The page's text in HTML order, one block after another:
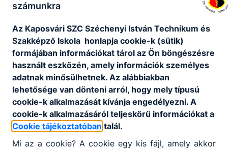
Széchenyi 2020 projektek
További projektjeink
Nincs találat
számunkra
Az Kaposvári SZC Széchenyi István Technikum és
Szakképző Iskola honlapja cookie-k (sütik)
formájában információkat tárol az Ön böngészésre
használt eszközén, amely információk személyes
adatnak minősülhetnek. Az alábbiakban
lehetősége van dönteni arról, hogy mely típusú
cookie-k alkalmazását kívánja engedélyezni. A
cookie-k alkalmazásáról teljeskörű információkat a
Cookie tájékoztatóban talál.
Mi az a cookie? A cookie egy kis fájl, amely akkor